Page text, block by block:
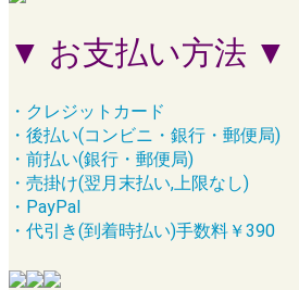
▼ お支払い方法 ▼
・クレジットカード
・後払い(コンビニ・銀行・郵便局)
・前払い(銀行・郵便局)
・売掛け(翌月末払い,上限なし)
・PayPal
・代引き(到着時払い)手数料￥390